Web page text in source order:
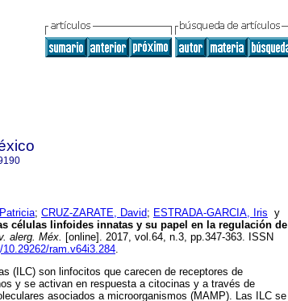
; CRUZ-ZARATE, David; ESTRADA-GARCIA, Iris y
células linfoides innatas y su papel en la regulación de
alerg. Méx. [online]. 2017, vol.64, n.3, pp.347-363. ISSN
ram.v64i3.284.
(ILC) son linfocitos que carecen de receptores de
y se activan en respuesta a citocinas y a través de
asociados a microorganismos (MAMP). Las ILC se